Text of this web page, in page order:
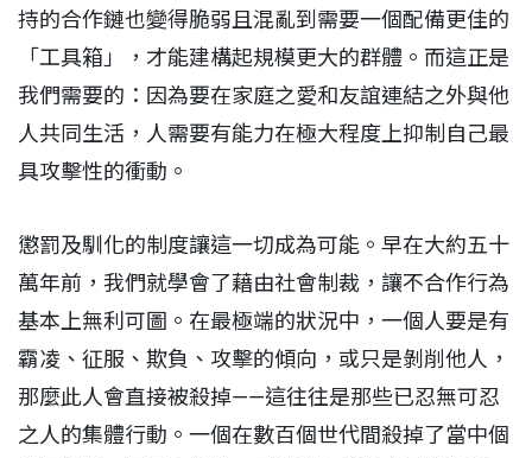
持的合作鏈也變得脆弱且混亂到需要一個配備更佳的
「工具箱」，才能建構起規模更大的群體。而這正是
我們需要的：因為要在家庭之愛和友誼連結之外與他
人共同生活，人需要有能力在極大程度上抑制自己最
具攻擊性的衝動。
懲罰及馴化的制度讓這一切成為可能。早在大約五十
萬年前，我們就學會了藉由社會制裁，讓不合作行為
基本上無利可圖。在最極端的狀況中，一個人要是有
霸凌、征服、欺負、攻擊的傾向，或只是剝削他人，
那麼此人會直接被殺掉——這往往是那些已忍無可忍
之人的集體行動。一個在數百個世代間殺掉了當中個